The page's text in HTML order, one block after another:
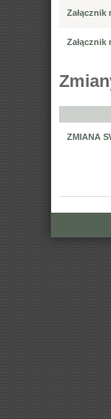
Załącznik
Załącznik
ZMIANA